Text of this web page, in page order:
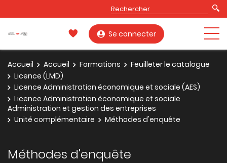
Se connecter
Accueil Accueil Formations
Feuilleter le catalogue
Licence (LMD)
Licence Administration économique et sociale (AES)
Licence Administration économique et sociale
Administration et gestion des entreprises
Unité complémentaire
Méthodes d'enquête
Méthodes d'enquête